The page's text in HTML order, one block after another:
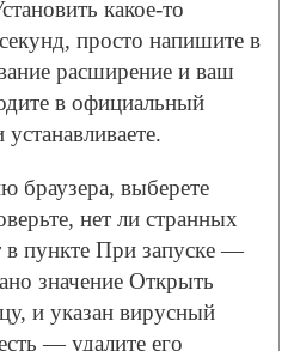
какое-то
просто напишите в
расширение и ваш
в официальный
браузера, выберете
нет ли странных
в пункте При запуске —
значение Открыть
и указан вирусный
— удалите его